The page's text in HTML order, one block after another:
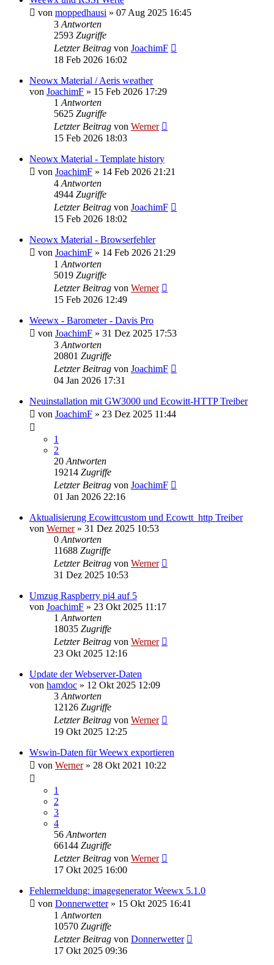
von moppedhausi » 07 Aug 2025 16:45
3 Antworten
2593 Zugriffe
Letzter Beitrag von JoachimF
18 Feb 2026 16:02
Neowx Material / Aeris weather
von JoachimF » 15 Feb 2026 17:29
1 Antworten
5625 Zugriffe
Letzter Beitrag von Werner
15 Feb 2026 18:03
Neowx Material - Template history
von JoachimF » 14 Feb 2026 21:21
4 Antworten
4944 Zugriffe
Letzter Beitrag von JoachimF
15 Feb 2026 18:02
Neowx Material - Browserfehler
von JoachimF » 14 Feb 2026 21:29
1 Antworten
5019 Zugriffe
Letzter Beitrag von Werner
15 Feb 2026 12:49
Weewx - Barometer - Davis Pro
von JoachimF » 31 Dez 2025 17:53
3 Antworten
20801 Zugriffe
Letzter Beitrag von JoachimF
04 Jan 2026 17:31
Neuinstallation mit GW3000 und Ecowitt-HTTP Treiber
von JoachimF » 23 Dez 2025 11:44
1
2
20 Antworten
19214 Zugriffe
Letzter Beitrag von JoachimF
01 Jan 2026 22:16
Aktualisierung Ecowittcustom und Ecowtt_http Treiber
von Werner» 31 Dez 2025 10:53
0 Antworten
11688 Zugriffe
Letzter Beitrag von Werner
31 Dez 2025 10:53
Umzug Raspberry pi4 auf 5
von JoachimF » 23 Okt 2025 11:17
1 Antworten
18035 Zugriffe
Letzter Beitrag von Werner
23 Okt 2025 12:16
Update der Webserver-Daten
von hamdoc » 12 Okt 2025 12:09
3 Antworten
12126 Zugriffe
Letzter Beitrag von Werner
19 Okt 2025 12:25
Wswin-Daten für Weewx exportieren
von Werner» 28 Okt 2021 10:22
1
2
3
4
56 Antworten
66144 Zugriffe
Letzter Beitrag von Werner
17 Okt 2025 16:00
Fehlermeldung: imagegenerator Weewx 5.1.0
von Donnerwetter» 15 Okt 2025 16:41
1 Antworten
10570 Zugriffe
Letzter Beitrag von Donnerwetter
17 Okt 2025 09:36